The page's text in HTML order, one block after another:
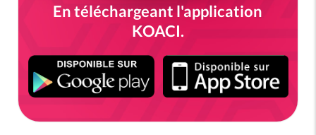
En téléchargeant l'application
KOACI.